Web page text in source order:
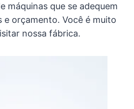
máquinas que se adequem
e orçamento. Você é muito
nossa fábrica.